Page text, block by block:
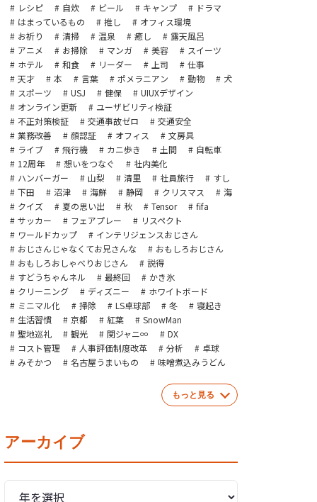
レシピ
自炊 ビール キャンプ
ドラマ
はまっているもの
推し
オフィス環境
お祈り
清掃 温泉 癒し
露天風呂
アニメ
お掃除 マンガ 美容
スイーツ
ホテル
和食 リーダー 上司
仕事
天才
本 言葉 ポメラニアン 動物
犬
スポーツ
USJ 健保
UIUXデザイン
オンライン更新
ユーザビリティ検証
不正対策検証
交通事故ゼロ
交通安全
業務改善
顔認証 オフィス
文房具
ライブ
飛行機 カニ歩き 土間
自転車
12周年
想いをつなぐ
社内美化
ハンバーガー
山梨 清里 社員旅行
すし
下田
沼津 海鮮 静岡 クリスマス
海
クイズ
夏の思い出 秋 Tensor
fifa
サッカー
フェアプレー
リスペクト
ワールドカップ
インテリジェンスおじさん
おじさんじゃなくてお兄さんな
おもしろおじさん
おもしろおしゃべりおじさん
説得
すどうちゃんネル
最終回
かき氷
クリーニング
ディズニー
ホワイトボード
ミニマル化
掃除 LS卓球部 冬
寝起き
生活習慣
京都 紅葉
SnowMan
聖地巡礼
観光 関ジャニ∞
DX
コスト管理
人事評価制度改革 分析
卓球
みそかつ
名古屋うまいもの 味噌煮込みうどん
もっと見る
アーカイブ